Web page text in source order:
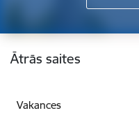
Kājene
Ātrās saites
Vakances